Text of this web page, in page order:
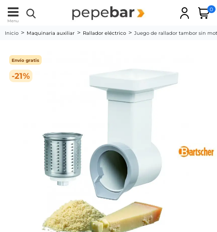
Menu
0
Inicio Maquinaria auxiliar Rallador eléctrico Juego de rallador tambor sin
-21%
Envío gratis